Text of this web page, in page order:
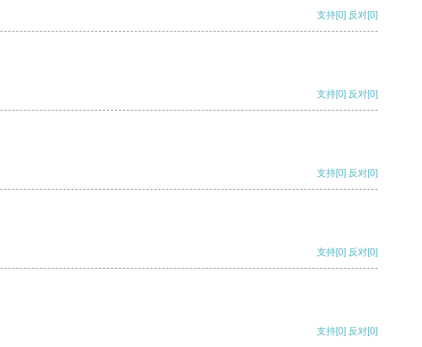
支持[0] 反对[0]
支持[0] 反对[0]
支持[0] 反对[0]
支持[0] 反对[0]
支持[0] 反对[0]